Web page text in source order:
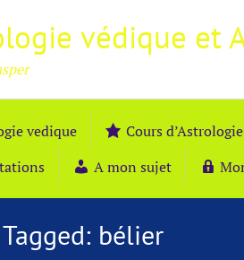
védique et
vedique
Cours
A mon sujet
bélier